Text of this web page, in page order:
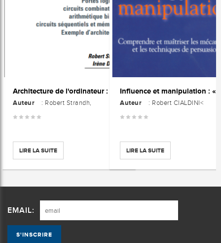
Architecture de l'ordinateur : Portes logiques, circuits combinatoires, arithmétique binaire, circuits séquentiels et mémoires, exemple d'architecture
Auteur : Robert Strandh,
LIRE LA SUITE
Auteur : Robert CIALDINI<
LIRE LA SUITE
EMAIL: